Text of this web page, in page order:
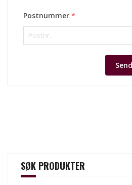
Postnummer *
SØK PRODUKTER